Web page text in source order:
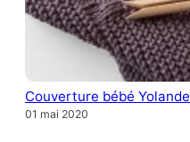
Couverture bébé Yolande
01 mai 2020